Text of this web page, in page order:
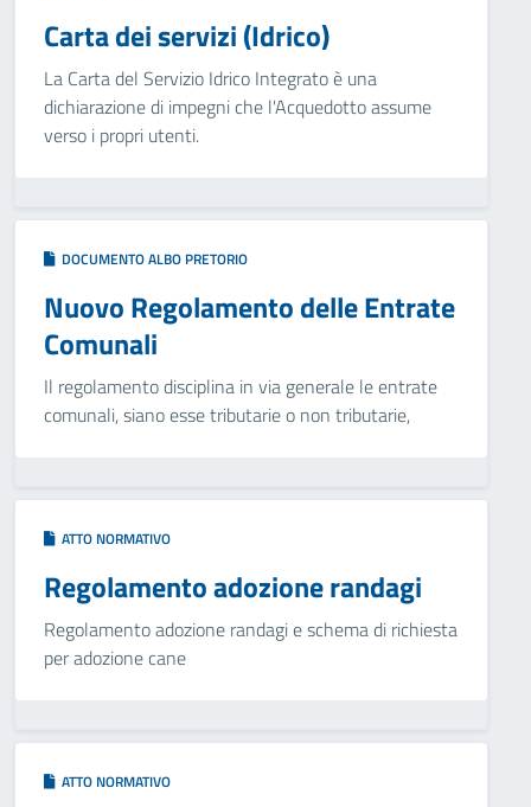
Carta dei servizi (Idrico)
La Carta del Servizio Idrico Integrato è una
dichiarazione di impegni che l'Acquedotto assume
verso i propri utenti.
DOCUMENTO ALBO PRETORIO
Nuovo Regolamento delle Entrate
Comunali
Il regolamento disciplina in via generale le entrate
comunali, siano esse tributarie o non tributarie,
ATTO NORMATIVO
Regolamento adozione randagi
Regolamento adozione randagi e schema di richiesta
per adozione cane
ATTO NORMATIVO